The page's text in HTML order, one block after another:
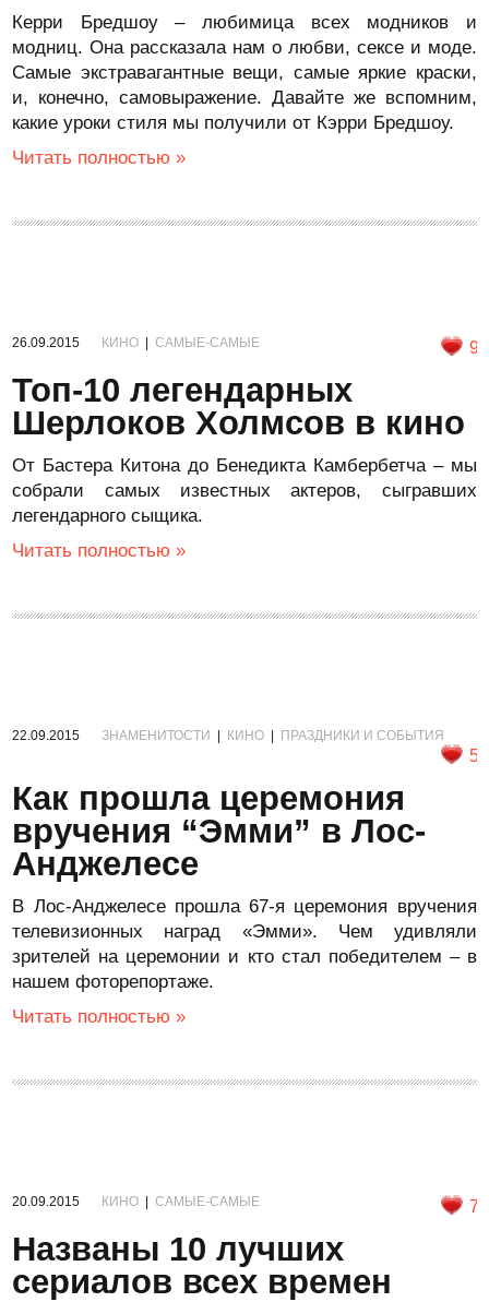
Керри Бредшоу – любимица всех модников и
модниц. Она рассказала нам о любви, сексе и моде.
Самые экстравагантные вещи, самые яркие краски,
и, конечно, самовыражение. Давайте же вспомним,
какие уроки стиля мы получили от Кэрри Бредшоу.
Читать полностью »
26.09.2015 КИНО |САМЫЕ-САМЫЕ 9
Топ-10 легендарных
Шерлоков Холмсов в кино
От Бастера Китона до Бенедикта Камбербетча – мы
собрали самых известных актеров, сыгравших
легендарного сыщика.
Читать полностью »
22.09.2015 ЗНАМЕНИТОСТИ КИНО ПРАЗДНИКИ И СОБЫТИЯ
5
Как прошла церемония
вручения “Эмми” в Лос-
Анджелесе
В Лос-Анджелесе прошла 67-я церемония вручения
телевизионных наград «Эмми». Чем удивляли
зрителей на церемонии и кто стал победителем – в
нашем фоторепортаже.
Читать полностью »
20.09.2015 КИНО |САМЫЕ-САМЫЕ 7
Названы 10 лучших
сериалов всех времен